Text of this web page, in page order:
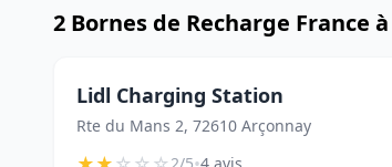
2 Bornes de Recharge France
Lidl Charging Station
Rte du Mans 2, 72610 Arçonnay